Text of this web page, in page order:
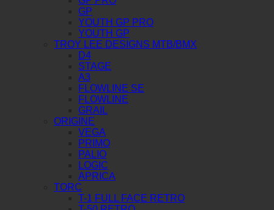
GP
YOUTH GP PRO
YOUTH GP
TROY LEE DESIGNS MTB/BMX
D4
STAGE
A3
FLOWLINE SE
FLOWLINE
GRAIL
ORIGINE
VEGA
PRIMO
PALIO
LOGIC
APRICA
TORC
T-1 FULL FACE RETRO